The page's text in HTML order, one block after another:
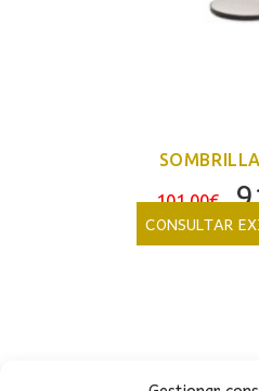
101,00€
CONSULTAR